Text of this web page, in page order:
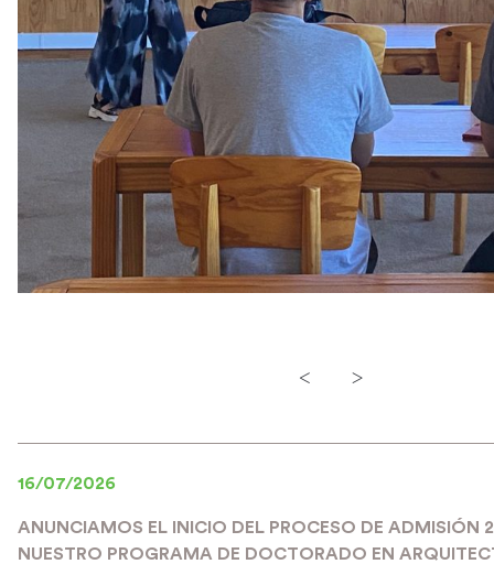
< >
16/07/2026
ANUNCIAMOS EL INICIO DEL PROCESO DE ADMISIÓN
NUESTRO PROGRAMA DE DOCTORADO EN